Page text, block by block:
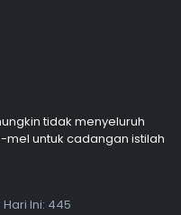
tidak menyeluruh
untuk cadangan istilah
Hari Ini: 445